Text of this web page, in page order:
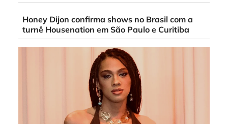
Honey Dijon confirma shows no Brasil com a
turnê Housenation em São Paulo e Curitiba